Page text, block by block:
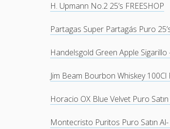
H. Upmann No.2 25’s FREESHOP
Partagas Super Partagás Puro
Handelsgold Green Apple Sigarillo
Jim Beam Bourbon Whiskey 100Cl
Horacio OX Blue Velvet Puro Satın
Montecristo Puritos Puro Satın Al-